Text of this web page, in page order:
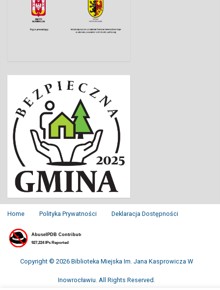
Home Polityka Prywatności Deklaracja Dostępności
Copyright © 2026 Biblioteka Miejska Im. Jana Kasprowicza W
Inowrocławiu. All Rights Reserved.